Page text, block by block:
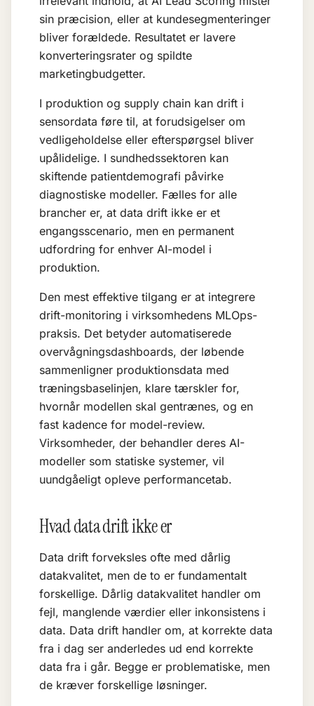
sin præcision, eller at kundesegmenteringer
bliver forældede. Resultatet er lavere
konverteringsrater og spildte
marketingbudgetter.
I produktion og supply chain kan drift i
sensordata føre til, at forudsigelser om
vedligeholdelse eller efterspørgsel bliver
upålidelige. I sundhedssektoren kan
skiftende patientdemografi påvirke
diagnostiske modeller. Fælles for alle
brancher er, at data drift ikke er et
engangsscenario, men en permanent
udfordring for enhver AI-model i
produktion.
Den mest effektive tilgang er at integrere
drift-monitoring i virksomhedens MLOps-
praksis. Det betyder automatiserede
overvågningsdashboards, der løbende
sammenligner produktionsdata med
træningsbaselinjen, klare tærskler for,
hvornår modellen skal gentrænes, og en
fast kadence for model-review.
Virksomheder, der behandler deres AI-
modeller som statiske systemer, vil
uundgåeligt opleve performancetab.
Hvad data drift ikke er
Data drift forveksles ofte med dårlig
datakvalitet, men de to er fundamentalt
forskellige. Dårlig datakvalitet handler om
fejl, manglende værdier eller inkonsistens i
data. Data drift handler om, at korrekte data
fra i dag ser anderledes ud end korrekte
data fra i går. Begge er problematiske, men
de kræver forskellige løsninger.